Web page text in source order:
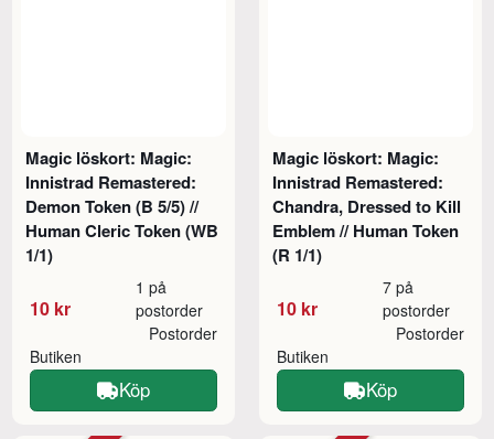
Magic löskort: Magic:
Innistrad Remastered:
Demon Token (B 5/5) //
Human Cleric Token (WB
1/1)
10 kr
1 på
postorder
Butiken
Postorder
Köp
Magic löskort: Magic:
Innistrad Remastered:
Chandra, Dressed to Kill
Emblem // Human Token
(R 1/1)
10 kr
7 på
postorder
Butiken
Postorder
Köp